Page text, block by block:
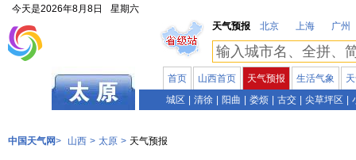
今天是2026年8月8日
星期六
天气预报
北京 上海 广州
首页 山西首页 天气预报 生活气象
城区
清徐 阳曲 娄烦 古交 尖草坪区
中国天气网> 山西 > 太原 > 天气预报